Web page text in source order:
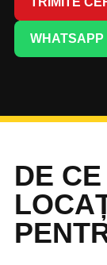
WHATSAPP
DE